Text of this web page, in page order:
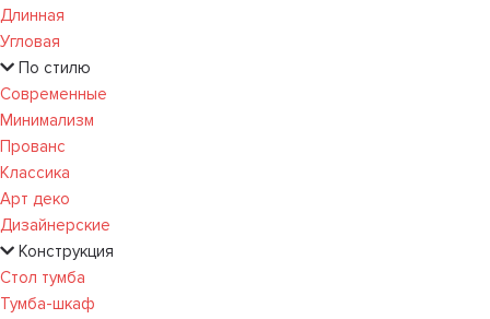
Длинная
Угловая
По стилю
Современные
Минимализм
Прованс
Классика
Арт деко
Дизайнерские
Конструкция
Стол тумба
Тумба-шкаф